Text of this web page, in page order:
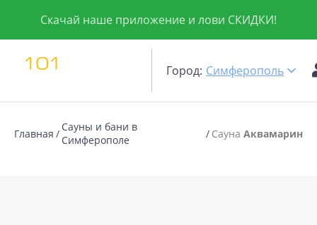
Скачай наше приложение и лови СКИДКИ!
Город: Симферополь
Главная
Сауны и бани в
Симферополе
Сауна Аквамарин